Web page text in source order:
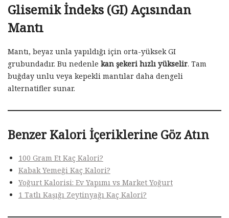
Glisemik İndeks (GI) Açısından
Mantı
Mantı, beyaz unla yapıldığı için orta-yüksek GI
grubundadır. Bu nedenle kan şekeri hızlı yükselir. Tam
buğday unlu veya kepekli mantılar daha dengeli
alternatifler sunar.
Benzer Kalori İçeriklerine Göz Atın
100 Gram Et Kaç Kalori?
Kabak Yemeği Kaç Kalori?
Yoğurt Kalorisi: Ev Yapımı vs Market Yoğurt
1 Tatlı Kaşığı Zeytinyağı Kaç Kalori?